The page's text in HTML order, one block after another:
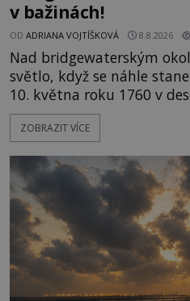
v bažinách!
OD ADRIANA VOJTÍŠKOVÁ 8.8.2026
Nad bridgewaterským
světlo, když se náhle
10. května roku 1760 v
dojde k vůbec prvnímu
přeletu UFO. Podle záznamů vyzařuje takové
jen o nějaký optický klam,
právě vznáší
ZOBRAZIT VÍCE